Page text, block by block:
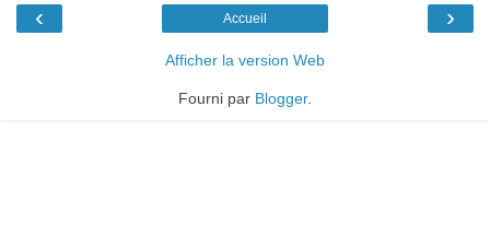
‹ ›
Accueil
Afficher la version Web
Fourni par Blogger.